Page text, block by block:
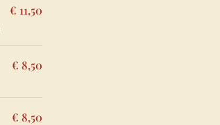
€ 11,50
€ 8,50
€ 8,50